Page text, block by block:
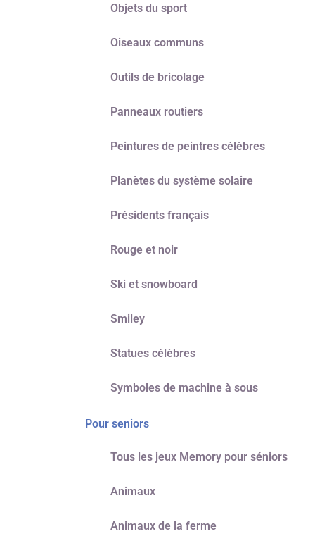
Objets du sport
Oiseaux communs
Outils de bricolage
Panneaux routiers
Peintures de peintres célèbres
Planètes du système solaire
Présidents français
Rouge et noir
Ski et snowboard
Smiley
Statues célèbres
Symboles de machine à sous
Pour seniors
Tous les jeux Memory pour séniors
Animaux
Animaux de la ferme